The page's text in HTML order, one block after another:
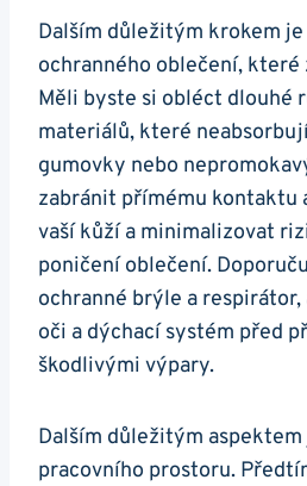
Dalším důležitým krokem
ochranného oblečení,
Měli byste si obléct dlouhé
materiálů, které
gumovky nebo
zabránit přímému kontaktu
vaší kůží a minimalizovat
poničení oblečení.
ochranné brýle a
oči a dýchací systém před
škodlivými výpary.
Dalším důležitým
pracovního prostoru.